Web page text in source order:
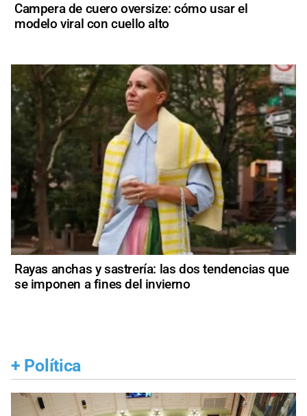
Campera de cuero oversize: cómo usar el
modelo viral con cuello alto
Rayas anchas y sastrería: las dos tendencias que
se imponen a fines del invierno
+ Política